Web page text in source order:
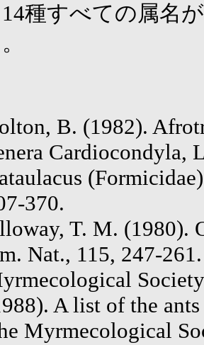
種すべての属名
B. (1982).
Cardiocondyla,
370.
T. M. (1980).
Nat., 115, 247-261.
A list of the
Myrmecological